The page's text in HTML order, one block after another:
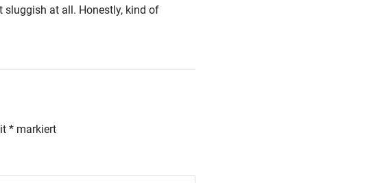
sluggish at all. Honestly, kind of
* markiert